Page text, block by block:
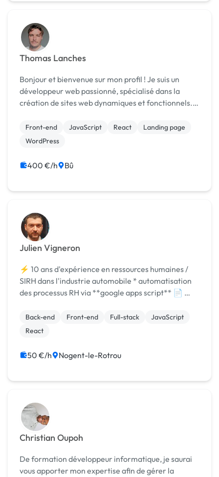
Thomas Lanches
Bonjour et bienvenue sur mon profil ! Je suis un
développeur web passionné, spécialisé dans la
création de sites web dynamiques et fonctionnels.
mes clients. Parcours professionnel : J'ai c...
Front-end JavaScript React
Landing page
WordPress
400 €/h Bû
Julien Vigneron
⚡ 10 ans d'expérience en ressources humaines /
SIRH dans l'industrie automobile * automatisation
des processus RH via **google apps script** 📄 ⚡
Wild Code School * **gagnant des 2
hackathons**...
Back-end Front-end Full-stack
JavaScript
React
50 €/h Nogent-le-Rotrou
Christian Oupoh
De formation développeur informatique, je saurai
vous apporter mon expertise afin de gérer la